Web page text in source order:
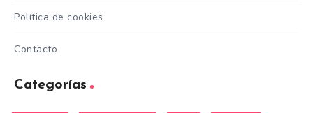
Política de cookies
Contacto
Categorías